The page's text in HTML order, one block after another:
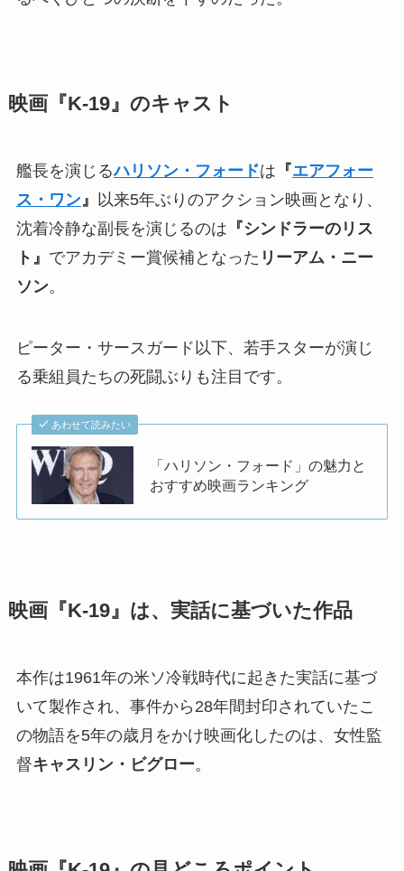
映画『K-19』のキャスト
艦長を演じるハリソン・フォードは 『エアフォー
ス・ワン』
以来5年ぶりのアクション映画となり、
沈着冷静な副長を演じるのは 『シンドラーのリス
ト』 でアカデミー賞候補となった リーアム・ニー
ソン。
ピーター・サースガード以下、若手スターが演じ
る乗組員たちの死闘ぶりも注目です。
あわせて読みたい
「ハリソン・フォード」の魅力と
おすすめ映画ランキング
映画『K-19』は、実話に基づいた作品
本作は1961年の米ソ冷戦時代に起きた実話に基づ
いて製作され、事件から28年間封印されていたこ
の物語を5年の歳月をかけ映画化したのは、女性監
督キャスリン・ビグロー。